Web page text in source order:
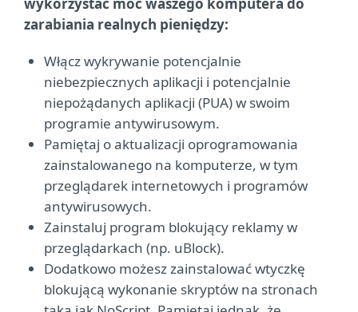
zarabiania realnych pieniędzy:
Włącz wykrywanie potencjalnie
niebezpiecznych aplikacji i potencjalnie
niepożądanych aplikacji (PUA) w swoim
programie antywirusowym.
Pamiętaj o aktualizacji oprogramowania
zainstalowanego na komputerze, w tym
przeglądarek internetowych i programów
antywirusowych.
Zainstaluj program blokujący reklamy w
przeglądarkach (np. uBlock).
Dodatkowo możesz zainstalować wtyczkę
blokującą wykonanie skryptów na stronach